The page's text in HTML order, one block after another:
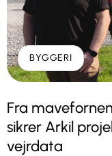
BYGGERI
Fra
sikrer Arkil
vejrdata